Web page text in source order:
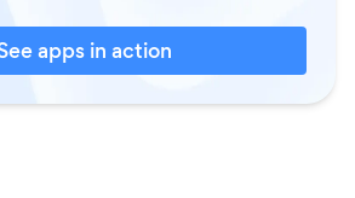
apps in action